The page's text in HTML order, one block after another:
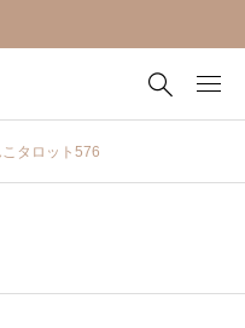
タロット576